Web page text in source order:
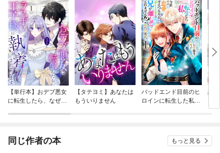
【単行本】おデブ悪女
に転生したら、なぜか
【タテヨミ】あなたは
もういりません
バッドエンド目前のヒ
ロインに転生した私、
結
同じ作者の本 もっと見る